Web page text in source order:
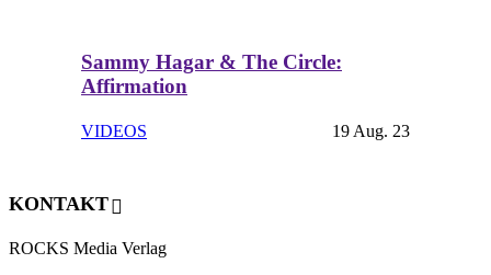
Sammy Hagar & The Circle:
Affirmation
VIDEOS 19 Aug. 23
KONTAKT
ROCKS Media Verlag